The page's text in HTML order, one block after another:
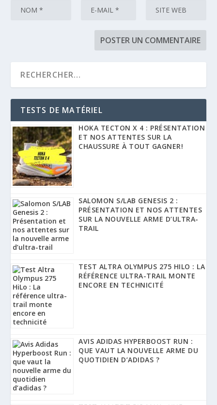
TESTS DE MATÉRIEL
HOKA TECTON X 4 : PRÉSENTATION
ET NOS ATTENTES SUR LA
CHAUSSURE À TOUT GAGNER!
SALOMON S/LAB GENESIS 2 :
PRÉSENTATION ET NOS ATTENTES
SUR LA NOUVELLE ARME D’ULTRA-
TRAIL
TEST ALTRA OLYMPUS 275 HILO : LA
RÉFÉRENCE ULTRA-TRAIL MONTE
ENCORE EN TECHNICITÉ
AVIS ADIDAS HYPERBOOST RUN :
QUE VAUT LA NOUVELLE ARME DU
QUOTIDIEN D’ADIDAS ?